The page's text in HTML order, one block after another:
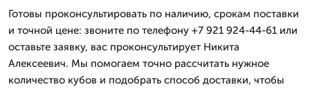
Готовы проконсультировать по наличию, срокам поставки
и точной цене: звоните по телефону +7 921 924-44-61 или
оставьте заявку, вас проконсультирует Никита
Алексеевич. Мы помогаем точно рассчитать нужное
количество кубов и подобрать способ доставки, чтобы